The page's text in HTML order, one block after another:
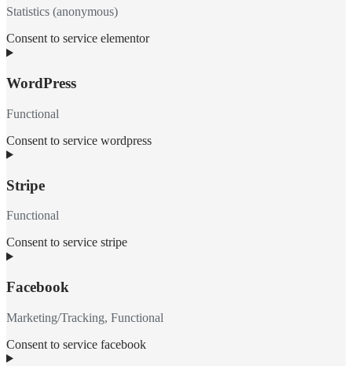
Statistics (anonymous)
Consent to service elementor
WordPress
Functional
Consent to service wordpress
Stripe
Functional
Consent to service stripe
Facebook
Marketing/Tracking, Functional
Consent to service facebook